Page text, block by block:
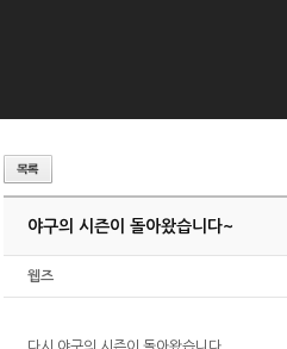
야구의 시즌이 돌아왔습니다~
웹즈